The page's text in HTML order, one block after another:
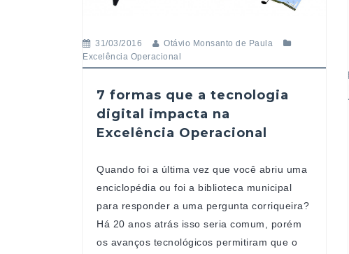
31/03/2016
Otávio Monsanto de Paula
Excelência Operacional
7 formas que a tecnologia
digital impacta na
Excelência Operacional
Quando foi a última vez que você abriu uma
enciclopédia ou foi a biblioteca municipal
para responder a uma pergunta corriqueira?
Há 20 anos atrás isso seria comum, porém
os avanços tecnológicos permitiram que o